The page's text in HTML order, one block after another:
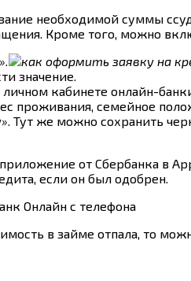
необходимой суммы
Кроме того, можно
значение.
кабинете онлайн-
проживания, семейное
. Тут же можно сохранить
от Сбербанка в
если он был одобрен.
в займе отпала, то